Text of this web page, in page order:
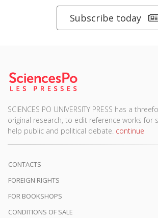
Subscribe today
SCIENCES PO UNIVERSITY PRESS has a
original research, to edit reference works for
help public and political debate. continue
CONTACTS
FOREIGN RIGHTS
FOR BOOKSHOPS
CONDITIONS OF SALE